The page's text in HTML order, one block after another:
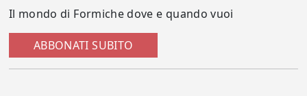
Il mondo di Formiche dove e quando vuoi
ABBONATI SUBITO